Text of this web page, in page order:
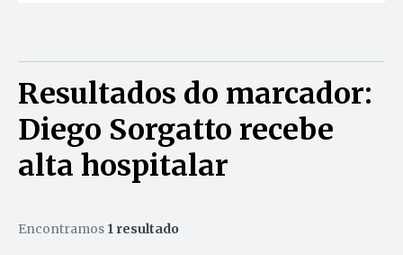
Resultados do marcador:
Diego Sorgatto recebe
alta hospitalar
Encontramos 1 resultado